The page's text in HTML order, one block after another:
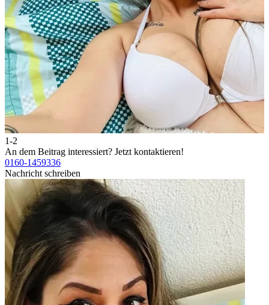
1-2
An dem Beitrag interessiert? Jetzt kontaktieren!
0160-1459336
Nachricht schreiben